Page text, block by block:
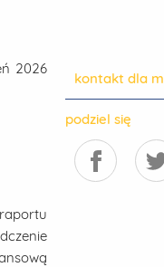
2026
kontakt dla
podziel się